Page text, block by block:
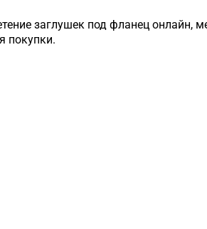
заглушек под фланец онлайн,
покупки.